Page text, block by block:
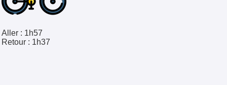
Aller : 1h57
Retour : 1h37